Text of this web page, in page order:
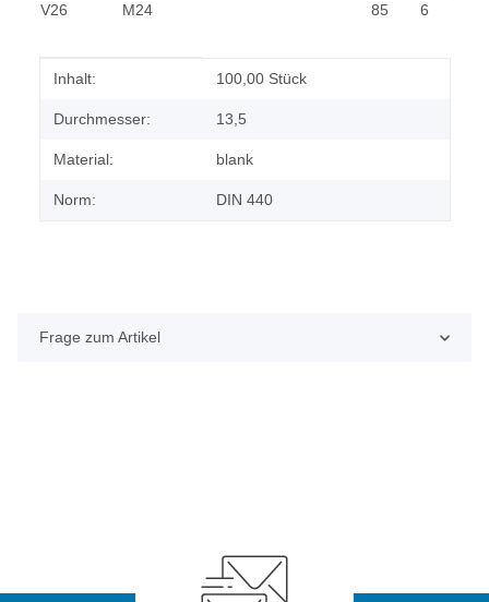
V26
M24 85 6
Produkteigenschaft
Wert
Inhalt: 100,00 Stück
Durchmesser: 13,5
Material: blank
Norm: DIN 440
Frage zum Artikel